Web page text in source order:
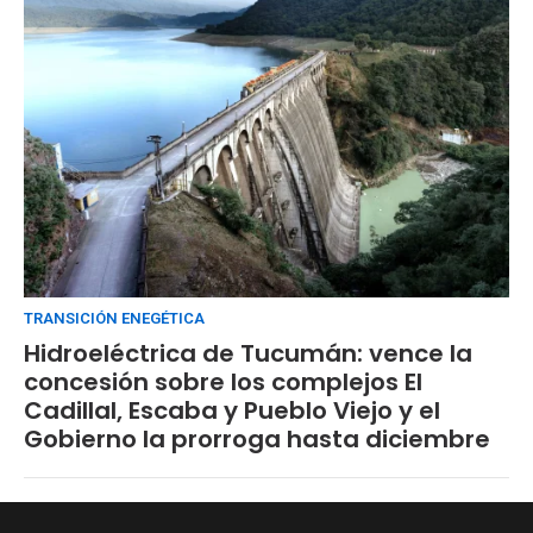
TRANSICIÓN ENEGÉTICA
Hidroeléctrica de Tucumán: vence la
concesión sobre los complejos El
Cadillal, Escaba y Pueblo Viejo y el
Gobierno la prorroga hasta diciembre